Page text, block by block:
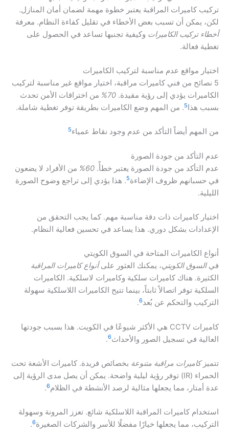
تركيب كاميرات المراقبة يعتبر خطوة مهمة لضمان أمان المنازل.
لكن، يمكن أن تسبب بعض الأخطاء في تقليل كفاءة النظام. معرفة
أخطاء تركيب الكاميرات وكيفية تجنبها تساعد في الحصول على
تغطية فعالة.
اختيار مواقع عدم مناسبة لتركيب الكاميرات
5 نصائح من فني كاميرات مراقبة، اختيار مواقع غير مناسبة لتركيب
الكاميرات يؤدي إلى رؤية مقيدة. 70%
من اختراقات الأمن تحدث
بسبب هذا5. من المهم وضع الكاميرات بطريقة توفر تغطية شاملة.
من المهم أيضاً التأكد من عدم وجود نقاط عمياء5
عدم التأكد من جودة الصورة
عدم التأكد من جودة الصورة يعتبر خطأً. 60%
من الأفراد لا يضعون
في حسبانهم ظروف الإضاءة5. هذا يؤدي إلى تراجع وضوح الصورة
الليلية.
اختيار كاميرات ذات دقة مناسبة مهم. كما يجب التحقق من
الإعدادات بشكل دوري. هذا يساعد في تحسين فعالية النظام.
أنواع الكاميرات المتاحة في السوق الكويتي
فيالسوق الكويتي، يمكنك العثور علىأنواع كاميرات المراقبة
الكثيرة. هناك كاميرات سلكية وكاميرات لاسلكية. الكاميرات
السلكية توفر اتصالاً ثابتاً، بينما تتيح الكاميرات اللاسلكية سهولة
التركيب والتحكم عن بُعد6
.
كاميرات CCTV هي الأكثر شيوعًا في الكويت. هذا بسبب جودتها
العالية في تسجيل الصور والأحداث6
.
تتميزكاميرات مراقبة متنوعة بخصائص فريدة. كاميرات الأشعة تحت
الحمراء (IR) توفر رؤية ليلية واضحة. يمكن أن يصل مدى الرؤية إلى
عدة أمتار، مما يجعلها مثالية لرصد الأنشطة في الظلام6
.
استخدام كاميرات المراقبة اللاسلكية شائع. تعزز المرونة وسهولة
التركيب، مما يجعلها خيارًا مفضلًا للأسر والشركات الصغيرة6
.